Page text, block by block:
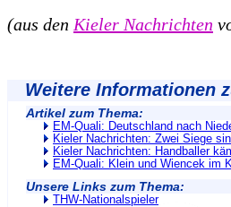
(aus den Kieler Nachrichten
Weitere Informationen
Artikel zum Thema:
EM-Quali: Deutschland nach
Kieler Nachrichten: Zwei Siege
Kieler Nachrichten: Handballer
EM-Quali: Klein und Wiencek im
Unsere Links zum Thema:
THW-Nationalspieler